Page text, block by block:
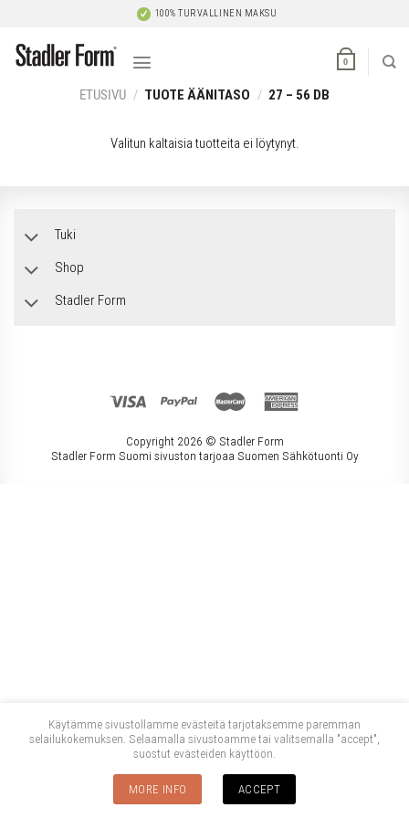
content
100% TURVALLINEN MAKSU
0
ETUSIVU / TUOTE ÄÄNITASO / 27 – 56 DB
Valitun kaltaisia tuotteita ei löytynyt.
Tuki
Shop
Stadler Form
Copyright 2026 © Stadler Form
Stadler Form Suomi sivuston tarjoaa Suomen Sähkötuonti Oy
Käytämme sivustollamme evästeitä tarjotaksemme paremman
selailukokemuksen. Selaamalla sivustoamme tai valitsemalla "accept",
suostut evästeiden käyttöön.
MORE INFO ACCEPT